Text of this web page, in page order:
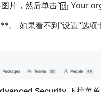
片，然后单击“
Your
。 如果看不到“设置”选项